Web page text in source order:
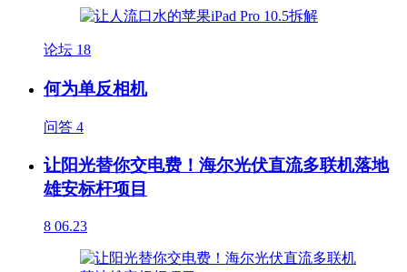
论坛 18
何为单反相机
问答 4
让阳光替你交电费！海尔光伏直流多联机落地
雄安标杆项目
8 06.23